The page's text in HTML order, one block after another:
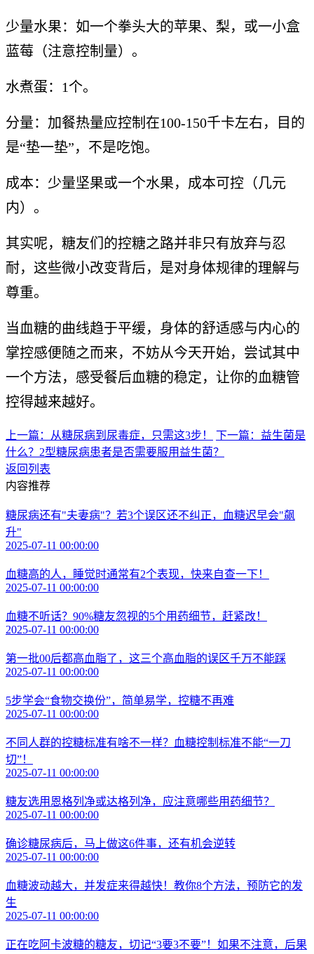
少量水果：如一个拳头大的苹果、梨，或一小盒
蓝莓（注意控制量）。
水煮蛋：1个。
分量：加餐热量应控制在100-150千卡左右，目的
是“垫一垫”，不是吃饱。
成本：少量坚果或一个水果，成本可控（几元
内）。
其实呢，糖友们的控糖之路并非只有放弃与忍
耐，这些微小改变背后，是对身体规律的理解与
尊重。
当血糖的曲线趋于平缓，身体的舒适感与内心的
掌控感便随之而来，不妨从今天开始，尝试其中
一个方法，感受餐后血糖的稳定，让你的血糖管
控得越来越好。
上一篇：从糖尿病到尿毒症，只需这3步！
下一篇：益生菌是
什么？2型糖尿病患者是否需要服用益生菌？
返回列表
内容推荐
糖尿病还有"夫妻病"？若3个误区还不纠正，血糖迟早会"飙
升"
2025-07-11 00:00:00
血糖高的人，睡觉时通常有2个表现，快来自查一下！
2025-07-11 00:00:00
血糖不听话？90%糖友忽视的5个用药细节，赶紧改！
2025-07-11 00:00:00
第一批00后都高血脂了，这三个高血脂的误区千万不能踩
2025-07-11 00:00:00
5步学会“食物交换份”，简单易学，控糖不再难
2025-07-11 00:00:00
不同人群的控糖标准有啥不一样？血糖控制标准不能“一刀
切”！
2025-07-11 00:00:00
糖友选用恩格列净或达格列净，应注意哪些用药细节？
2025-07-11 00:00:00
确诊糖尿病后，马上做这6件事，还有机会逆转
2025-07-11 00:00:00
血糖波动越大，并发症来得越快！教你8个方法，预防它的发
生
2025-07-11 00:00:00
正在吃阿卡波糖的糖友，切记“3要3不要”！如果不注意，后果